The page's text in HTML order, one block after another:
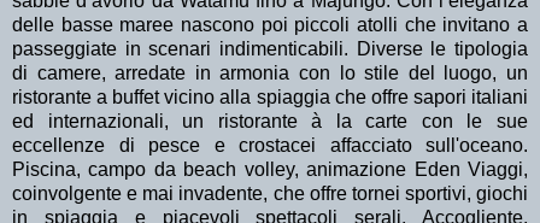
delle basse maree nascono poi piccoli atolli che invitano a
passeggiate in scenari indimenticabili. Diverse le tipologia
di camere, arredate in armonia con lo stile del luogo, un
ristorante a buffet vicino alla spiaggia che offre sapori italiani
ed internazionali, un ristorante à la carte con le sue
eccellenze di pesce e crostacei affacciato sull'oceano.
Piscina, campo da beach volley, animazione Eden Viaggi,
coinvolgente e mai invadente, che offre tornei sportivi, giochi
in spiaggia e piacevoli spettacoli serali. Accogliente,